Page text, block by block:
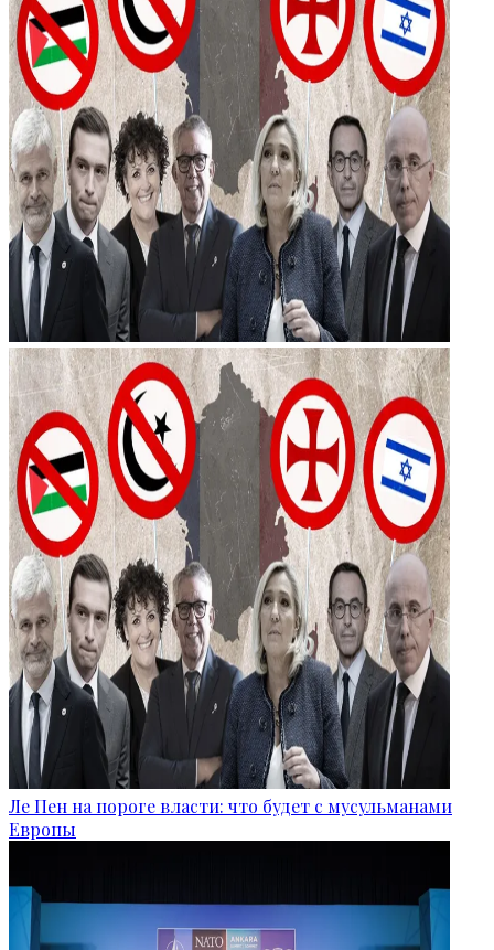
Ле Пен на пороге власти: что будет с мусульманами
Европы